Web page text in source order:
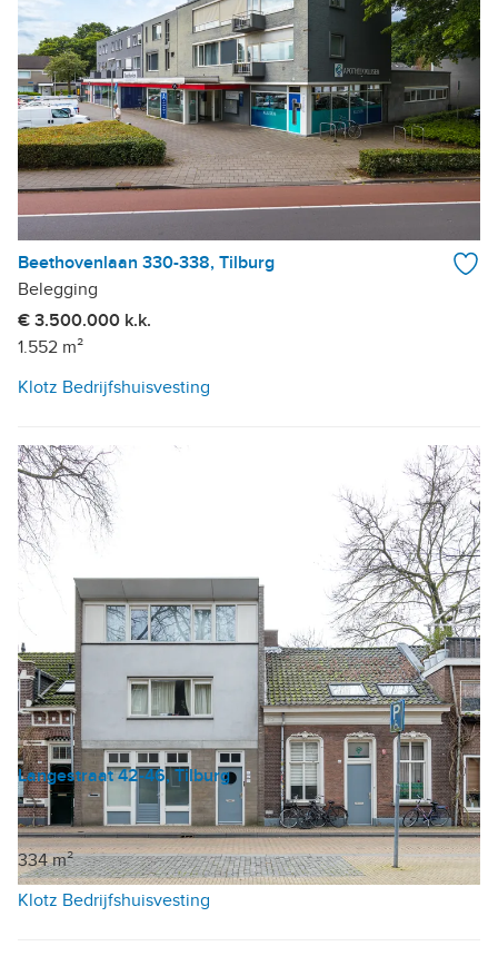
Beethovenlaan 330-338, Tilburg
Belegging
€ 3.500.000 k.k.
1.552 m²
Klotz Bedrijfshuisvesting
Langestraat 42-46, Tilburg
Belegging
€ 1.250.000 k.k.
334 m²
Klotz Bedrijfshuisvesting